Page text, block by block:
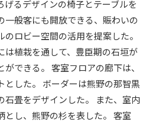
げるデザインの椅子とテーブルを
一般客にも開放できる、賑わいの
ロビー空間の活用を提案した。
は植栽を通して、豊臣期の石垣が
できる。 客室フロアの廊下は、
とした。 ボーダーは熊野の那智黒
石畳をデザインした。 また、室内
とし、熊野の杉を表した。 客室